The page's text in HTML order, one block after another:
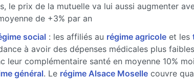
le prix de la mutuelle va lui aussi augmenter
de +3% par an
social : les affiliés au régime agricoleet les
à avoir des dépenses médicales plus
leur complémentaire santé en moyenne 10%
général. Le régime Alsace Mosellecouvre